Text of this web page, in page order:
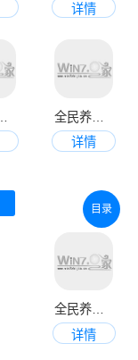
详情
详情
详情
目录